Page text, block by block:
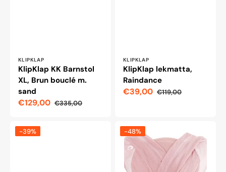
Leverantör:
KLIPKLAP
KlipKlap KK Barnstol
XL, Brun bouclé m.
sand
Reapris
€129,00
Ordinarie
€335,00
Leverantör:
KLIPKLAP
KlipKlap lekmatta,
Raindance
Reapris
€39,00
Ordinarie
€119,00
KlipKlap
Stacking
-39%
Bärsele
Chicco
Boppy
Comfyhug
-48%